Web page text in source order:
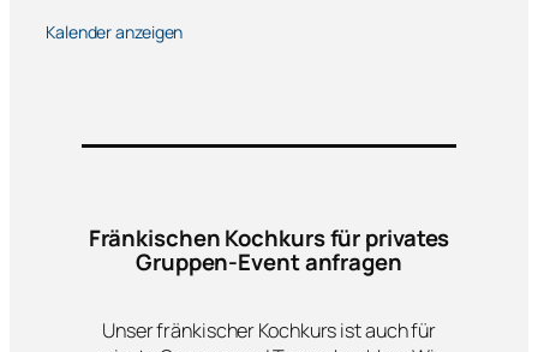
Kalender anzeigen
Fränkischen Kochkurs für privates
Gruppen-Event anfragen
Unser fränkischer Kochkurs ist auch für